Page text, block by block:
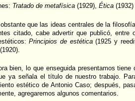
Tratado de metafísica (1929), Ética
obstante que las ideas centrales de la
citado, cabe advertir que publicó, entre
Principios de estética(1925 y
(1920).
bien, lo que enseguida presentamos
ya señala el título de nuestro trabajo.
estético de Antonio Caso; después,
agregaremos algunos comentarios.